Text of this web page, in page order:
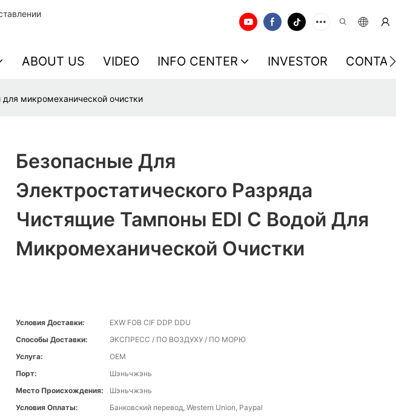
ABOUT US VIDEO INFO CENTER INVESTOR
микромеханической очистки
Безопасные Для
Электростатического Разряда
Чистящие Тампоны EDI С Водой Для
Микромеханической Очистки
Условия Доставки:
EXW FOB CIF DDP DDU
Способы Доставки:
ЭКСПРЕСС / ПО ВОЗДУХУ / ПО МОРЮ
Услуга:
OEM
Порт:
Шэньчжэнь
Место Происхождения:
Шэньчжэнь
Условия Оплаты:
Банковский перевод, Western Union, Paypal